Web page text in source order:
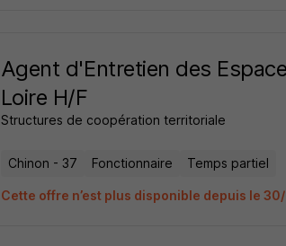
Agent d'Entretien des
Loire H/F
Structures de coopération territoriale
Chinon - 37 Fonctionnaire Temps partiel
Cette offre n’est plus disponible depuis le